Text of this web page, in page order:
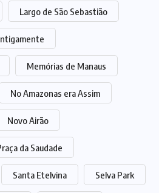
Largo de São Sebastião
Memórias de Manaus
No Amazonas era Assim
Novo Airão
da Saudade
Santa Etelvina Selva Park